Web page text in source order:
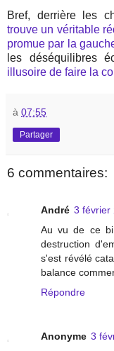
Bref, derrière les
trouve un véritable
promue par la
les déséquilibres
illusoire de faire la
à 07:55
Partager
6 commentaires:
André 3 février
Au vu de ce
destruction
s'est révélé
balance
Répondre
Anonyme 3